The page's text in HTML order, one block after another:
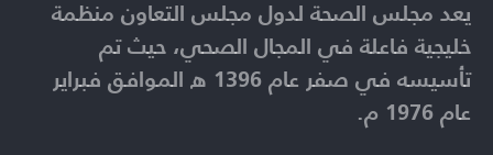
يعد مجلس الصحة لدول مجلس التعاون منظمة
خليجية فاعلة في المجال الصحي، حيث تم
تأسيسه في صفر عام 1396 ه الموافق فبراير
عام 1976 م.